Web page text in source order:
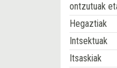
ontzutuak
Hegaztiak
Intsektuak
Itsaskiak